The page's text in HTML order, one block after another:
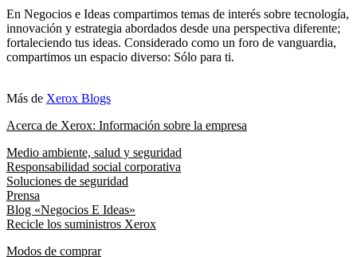
En Negocios e Ideas compartimos temas de interés sobre tecnología,
innovación y estrategia abordados desde una perspectiva diferente;
fortaleciendo tus ideas. Considerado como un foro de vanguardia,
compartimos un espacio diverso: Sólo para ti.
Más de Xerox Blogs
Acerca de Xerox: Información sobre la empresa
Medio ambiente, salud y seguridad
Responsabilidad social corporativa
Soluciones de seguridad
Prensa
Blog «Negocios E Ideas»
Recicle los suministros Xerox
Modos de comprar